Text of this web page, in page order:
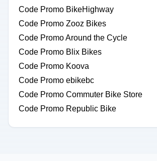
Code Promo BikeHighway
Code Promo Zooz Bikes
Code Promo Around the Cycle
Code Promo Blix Bikes
Code Promo Koova
Code Promo ebikebc
Code Promo Commuter Bike Store
Code Promo Republic Bike